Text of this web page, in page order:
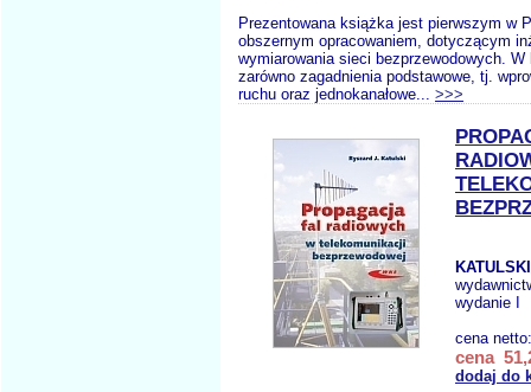
Prezentowana książka jest pierwszym w
obszernym opracowaniem, dotyczącym
wymiarowania sieci bezprzewodowych.
zarówno zagadnienia podstawowe, tj.
ruchu oraz jednokanałowe... >>>
wydanie I
cena
cena
dodaj do